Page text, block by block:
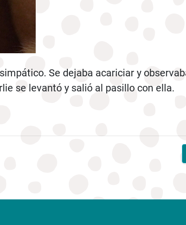
Se dejaba acariciar y
se levantó y salió al pasillo con ella.